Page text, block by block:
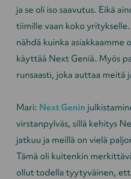
ja se oli iso saavutus. Eikä
tiimille vaan koko
nähdä kuinka asiakkaamme
käyttää Next Geniä. Myös
runsaasti, joka auttaa meitä
Mari: Next Genin
virstanpylväs, sillä kehitys
jatkuu ja meillä on vielä
Tämä oli kuitenkin
ollut todella tyytyväinen,